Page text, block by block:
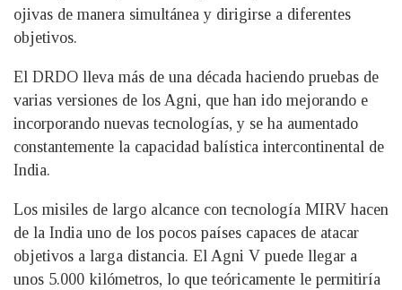
ojivas de manera simultánea y dirigirse a diferentes
objetivos.
El DRDO lleva más de una década haciendo pruebas de
varias versiones de los Agni, que han ido mejorando e
incorporando nuevas tecnologías, y se ha aumentado
constantemente la capacidad balística intercontinental de
India.
Los misiles de largo alcance con tecnología MIRV hacen
de la India uno de los pocos países capaces de atacar
objetivos a larga distancia. El Agni V puede llegar a
unos 5.000 kilómetros, lo que teóricamente le permitiría